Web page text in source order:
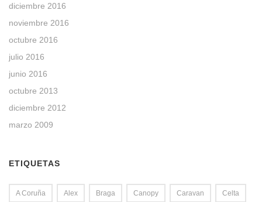
diciembre 2016
noviembre 2016
octubre 2016
julio 2016
junio 2016
octubre 2013
diciembre 2012
marzo 2009
ETIQUETAS
A Coruña Alex Braga Canopy Caravan Celta